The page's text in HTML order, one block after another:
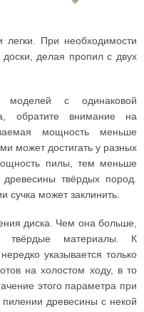
При необходимости
делая пропил с двух
моделей с одинаковой
обратите внимание на
мощность меньше
может достигать у разных
пилы, тем меньше
твёрдых пород.
может заклинить.
диска. Чем она больше,
твёрдые материалы. К
указывается только
на холостом ходу, в то
этого параметра при
пилении древесины с некой